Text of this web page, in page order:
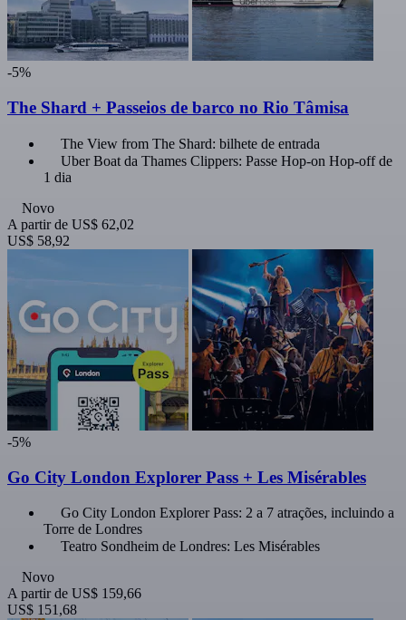
-5%
The Shard + Passeios de barco no Rio Tâmisa
The View from The Shard: bilhete de entrada
Uber Boat da Thames Clippers: Passe Hop-on Hop-off de
1 dia
Novo
A partir de US$ 62,02
US$ 58,92
-5%
Go City London Explorer Pass + Les Misérables
Go City London Explorer Pass: 2 a 7 atrações, incluindo a
Torre de Londres
Teatro Sondheim de Londres: Les Misérables
Novo
A partir de US$ 159,66
US$ 151,68